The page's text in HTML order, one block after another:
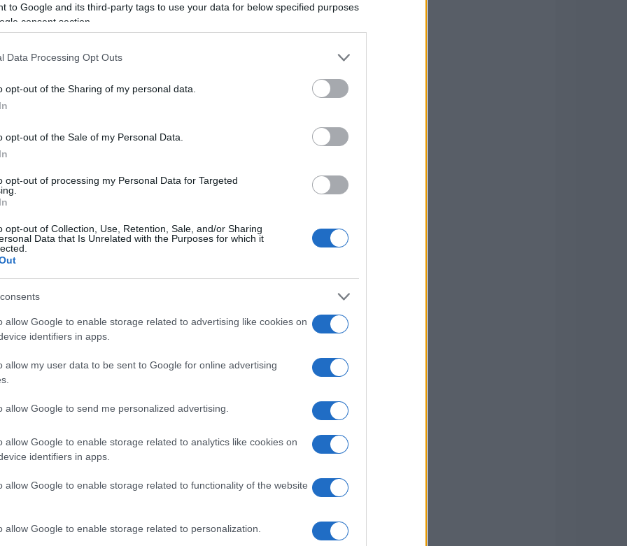
to Google and its third-party tags to use your data for below specified purposes
consent section.
Data Processing Opt Outs
opt-out of the Sharing of my personal data.
opt-out of the Sale of my Personal Data.
opt-out of processing my Personal Data for Targeted
opt-out of Collection, Use, Retention, Sale, and/or Sharing
Data that Is Unrelated with the Purposes for which it
allow Google to enable storage related to advertising like cookies on
identifiers in apps.
allow my user data to be sent to Google for online advertising
allow Google to send me personalized advertising.
allow Google to enable storage related to analytics like cookies on
identifiers in apps.
allow Google to enable storage related to functionality of the website
allow Google to enable storage related to personalization.
magnifiquement capturé par le directeur de
élégant et décalé. Les acteurs offrent des
que l’intrigue se déroule. Cependant, le
de l’histoire, qu’Ildiko Enyedi a habilement
souvent représenté avec des images de baleines
profondeurs cachées du bonheur éphémère et
d’amour apparente entre Lizzy (interprétée
des thèmes plus profonds comme la tension
histoire d’amour tranquille se transforme
de conflit sensuel.
infini, entre deux êtres.